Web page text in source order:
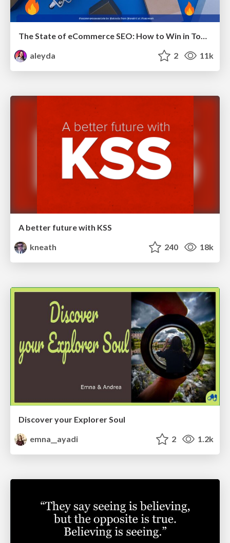
The State of eCommerce SEO: How to Win in Today's Products SERPs - #SEOweek
aleyda
2 11k
A better future with KSS
kneath
240 18k
Discover your Explorer Soul
emna__ayadi
2 1.2k